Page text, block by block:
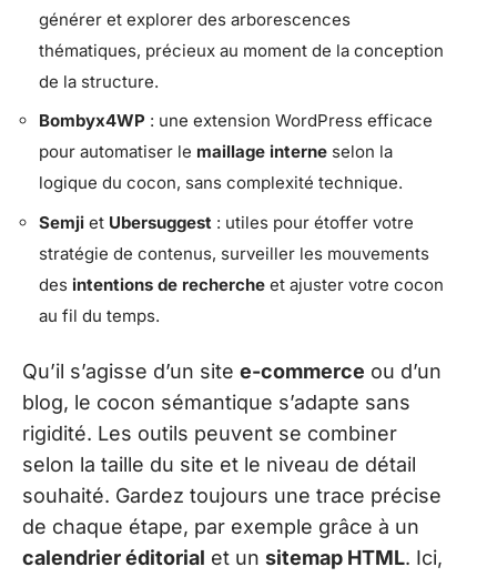
générer et explorer des arborescences
thématiques, précieux au moment de la conception
de la structure.
Bombyx4WP : une extension WordPress efficace
pour automatiser le maillage interne selon la
logique du cocon, sans complexité technique.
Semji et Ubersuggest : utiles pour étoffer votre
stratégie de contenus, surveiller les mouvements
des intentions de recherche et ajuster votre cocon
au fil du temps.
Qu’il s’agisse d’un site e-commerce ou d’un
blog, le cocon sémantique s’adapte sans
rigidité. Les outils peuvent se combiner
selon la taille du site et le niveau de détail
souhaité. Gardez toujours une trace précise
de chaque étape, par exemple grâce à un
calendrier éditorial et un sitemap HTML. Ici,